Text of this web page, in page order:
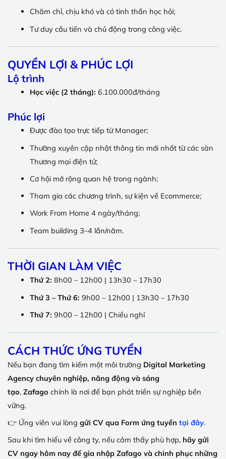
Chăm chỉ, chịu khó và có tinh thần học hỏi;
Tư duy cầu tiến và chủ động trong công việc.
QUYỀN LỢI & PHÚC LỢI
Lộ trình
Học việc (2 tháng): 6.100.000đ/tháng
Phúc lợi
Được đào tạo trực tiếp từ Manager;
Thường xuyên cập nhật thông tin mới nhất từ các sàn
Thương mại điện tử;
Cơ hội mở rộng quan hệ trong ngành;
Tham gia các chương trình, sự kiện về Ecommerce;
Work From Home 4 ngày/tháng;
Team building 3–4 lần/năm.
THỜI GIAN LÀM VIỆC
Thứ 2: 8h00 – 12h00 | 13h30 – 17h30
Thứ 3 – Thứ 6: 9h00 – 12h00 | 13h30 – 17h30
Thứ 7: 9h00 – 12h00 | Chiều nghỉ
CÁCH THỨC ỨNG TUYỂN
Nếu bạn đang tìm kiếm một môi trường Digital Marketing
Agency chuyên nghiệp, năng động và sáng
tạo, Zafago chính là nơi để bạn phát triển sự nghiệp bền
vững.
👉 Ứng viên vui lòng gửi CV qua Form ứng tuyển tại đây.
Sau khi tìm hiểu về công ty, nếu cảm thấy phù hợp, hãy gửi
CV ngay hôm nay để gia nhập Zafago và chinh phục những